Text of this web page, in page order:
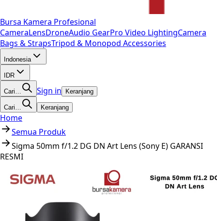
Bursa Kamera Profesional
CameraLensDroneAudio GearPro Video LightingCamera
Bags & StrapsTripod & Monopod Accessories
Indonesia
IDR
Cari… Sign in Keranjang
Cari… Keranjang
Home
Semua Produk
Sigma 50mm f/1.2 DG DN Art Lens (Sony E) GARANSI
RESMI